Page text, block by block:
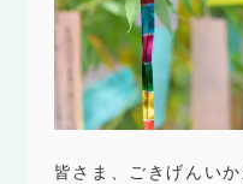
皆さま、ごきげんい